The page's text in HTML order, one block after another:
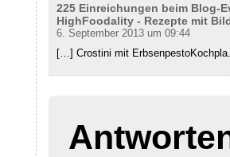
225 Einreichungen beim Blog-
HighFoodality - Rezepte mit
6. September 2013 um 09:44
[…] Crostini mit